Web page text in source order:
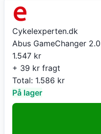
Cykelexperten.dk
Abus GameChanger
1.547 kr
+ 39 kr fragt
Total: 1.586 kr
På lager